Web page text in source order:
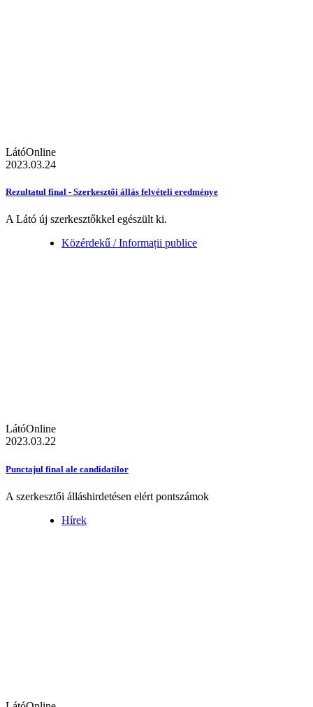
LátóOnline
2023.03.24
Rezultatul final - Szerkesztői állás felvételi eredménye
A Látó új szerkesztőkkel egészült ki.
Közérdekű / Informații publice
LátóOnline
2023.03.22
Punctajul final ale candidatilor
A szerkesztői álláshirdetésen elért pontszámok
Hírek